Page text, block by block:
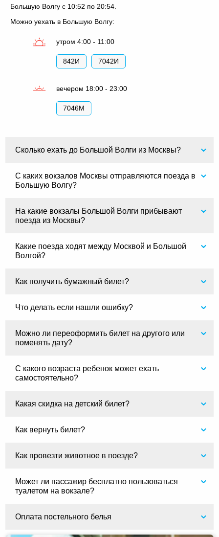
Большую Волгу с 10:52 по 20:54.
Можно уехать в Большую Волгу:
утром 4:00 - 11:00
842И 7042И
вечером 18:00 - 23:00
7046М
Сколько ехать до Большой Волги из Москвы?
С каких вокзалов Москвы отправляются поезда в
Большую Волгу?
На какие вокзалы Большой Волги прибывают
поезда из Москвы?
Какие поезда ходят между Москвой и Большой
Волгой?
Как получить бумажный билет?
Что делать если нашли ошибку?
Можно ли переоформить билет на другого или
поменять дату?
С какого возраста ребенок может ехать
самостоятельно?
Какая скидка на детский билет?
Как вернуть билет?
Как провезти животное в поезде?
Может ли пассажир бесплатно пользоваться
туалетом на вокзале?
Оплата постельного белья